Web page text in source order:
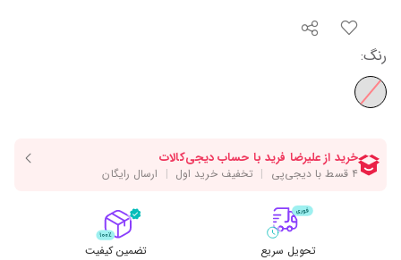
رنگ:
تحویل سریع تضمین کیفیت